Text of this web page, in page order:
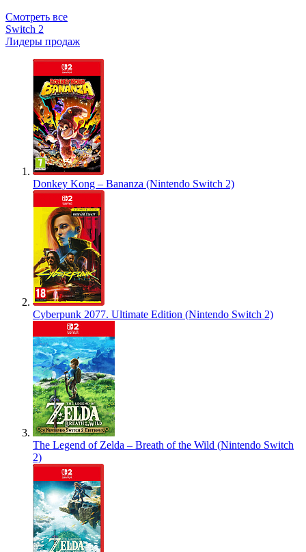
Смотреть все
Switch 2
Лидеры продаж
Donkey Kong – Bananza (Nintendo Switch 2)
Cyberpunk 2077. Ultimate Edition (Nintendo Switch 2)
The Legend of Zelda – Breath of the Wild (Nintendo Switch
2)